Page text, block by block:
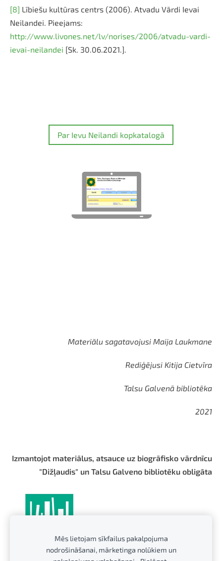
[8] Lībiešu kultūras centrs (2006). Atvadu Vārdi Ievai
Neilandei. Pieejams:
http://www.livones.net/lv/norises/2006/atvadu-vardi-
ievai-neilandei [Sk. 30.06.2021.].
Par Ievu Neilandi kopkatalogā
Materiālu sagatavojusi Maija Laukmane
Rediģējusi Kitija Cietvīra
Talsu Galvenā bibliotēka
2021
Izmantojot materiālus, atsauce uz biogrāfisko vārdnīcu
"Dižļaudis" un Talsu Galveno bibliotēku obligāta
Mēs lietojam sīkfailus pakalpojuma
nodrošināšanai, mārketinga nolūkiem un